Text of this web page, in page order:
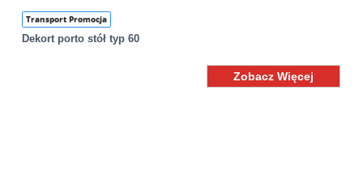
Transport Promocja
Dekort porto stół typ 60
Zobacz Więcej